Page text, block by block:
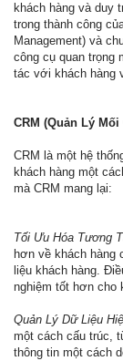
khách hàng và duy
trong thành công
Management) và
công cụ quan trọng
tác với khách hàng
CRM (Quản Lý
CRM là một hệ
khách hàng một
mà CRM mang lại:
Tối Ưu Hóa Tương
hơn về khách hàng
liệu khách hàng.
nghiệm tốt hơn cho
Quản Lý Dữ Liệu
một cách cấu trúc,
thông tin một cách